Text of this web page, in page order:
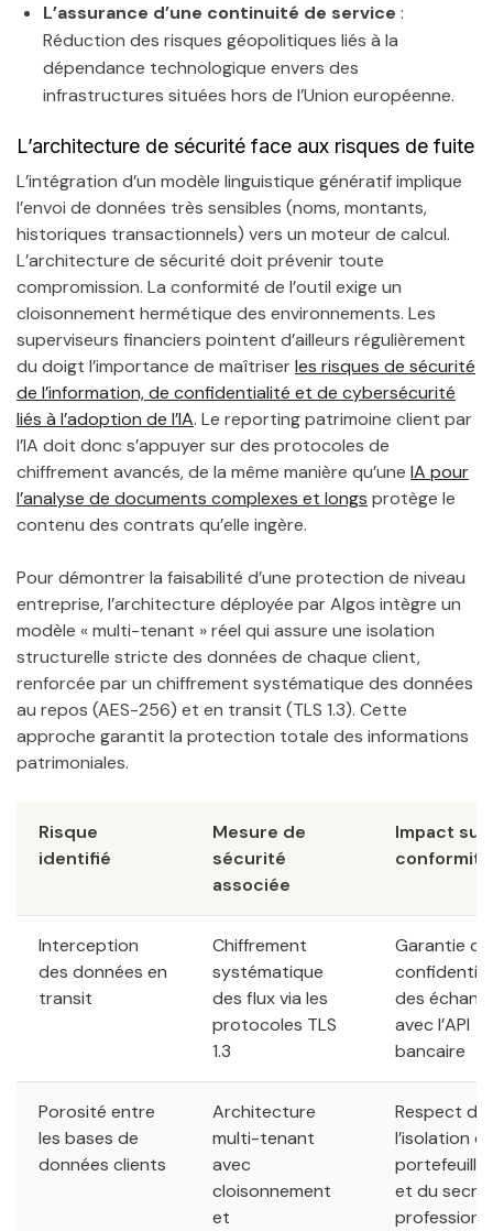
L’assurance d’une continuité de service :
Réduction des risques géopolitiques liés à la
dépendance technologique envers des
infrastructures situées hors de l’Union européenne.
L’architecture de sécurité face aux risques de fuite
L’intégration d’un modèle linguistique génératif implique
l’envoi de données très sensibles (noms, montants,
historiques transactionnels) vers un moteur de calcul.
L’architecture de sécurité doit prévenir toute
compromission. La conformité de l’outil exige un
cloisonnement hermétique des environnements. Les
superviseurs financiers pointent d’ailleurs régulièrement
du doigt l’importance de maîtriserles risques de sécurité
de l’information, de confidentialité et de cybersécurité
liés à l’adoption de l’IA. Le reporting patrimoine client par
l’IA doit donc s’appuyer sur des protocoles de
chiffrement avancés, de la même manière qu’une IA pour
l’analyse de documents complexes et longs protège le
contenu des contrats qu’elle ingère.
Pour démontrer la faisabilité d’une protection de niveau
entreprise, l’architecture déployée par Algos intègre un
modèle « multi-tenant » réel qui assure une isolation
structurelle stricte des données de chaque client,
renforcée par un chiffrement systématique des données
au repos (AES-256) et en transit (TLS 1.3). Cette
approche garantit la protection totale des informations
patrimoniales.
Risque
identifié
Mesure de
sécurité
associée
Impact sur
conformité
Interception
des données en
transit
Chiffrement
systématique
des flux via les
protocoles TLS
1.3
Garantie
des
avec l’API
bancaire
Porosité entre
les bases de
données clients
Architecture
multi-tenant
avec
cloisonnement
et
Respect de
l’isolation
et du